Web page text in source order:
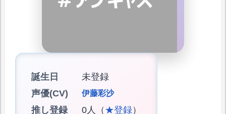
誕生日
未登録
声優(CV)
伊藤彩沙
推し登録 0人（ ★登録）